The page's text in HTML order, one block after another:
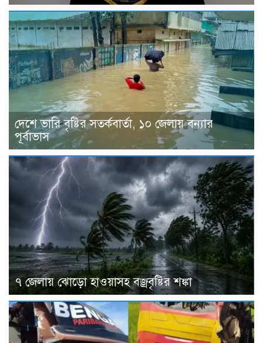
দেশে ভারি বৃষ্টির সতর্কবার্তা, ১০ জেলায় বন্যার
পূর্বাভাস
৭ জেলায় ঝোড়ো হাওয়াসহ বজ্রবৃষ্টির শঙ্কা